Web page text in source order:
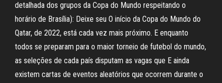
detalhada dos grupos da Copa do Mundo respeitando o
horário de Brasília): Deixe seu O início da Copa do Mundo do
Qatar, de 2022, está cada vez mais próximo. E enquanto
todos se preparam para o maior torneio de futebol do mundo,
as seleções de cada país disputam as vagas que E ainda
existem cartas de eventos aleatórios que ocorrem durante o